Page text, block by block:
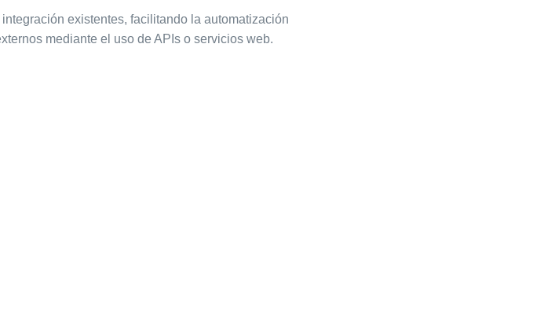
existentes, facilitando la automatización
mediante el uso de APIs o servicios web.